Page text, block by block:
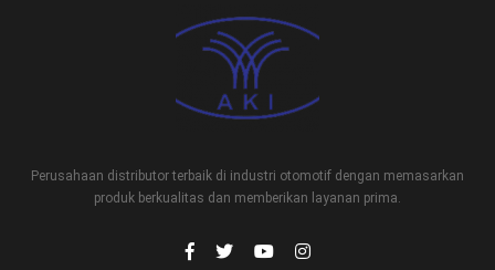
VRLA
Perusahaan distributor terbaik di industri otomotif dengan memasarkan
produk berkualitas dan memberikan layanan prima.